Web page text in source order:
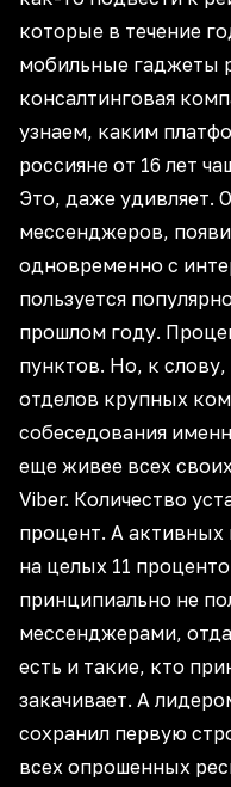
которые в течение
мобильные гаджеты
консалтинговая
узнаем, каким
россияне от 16 лет
Это, даже удивляет.
мессенджеров,
одновременно с
пользуется
прошлом году.
пунктов. Но, к
отделов крупных
собеседования
еще живее всех
Viber. Количество
процент. А активных
на целых 11
принципиально не
мессенджерами,
есть и такие, кто
закачивает. А
сохранил первую
всех опрошенных